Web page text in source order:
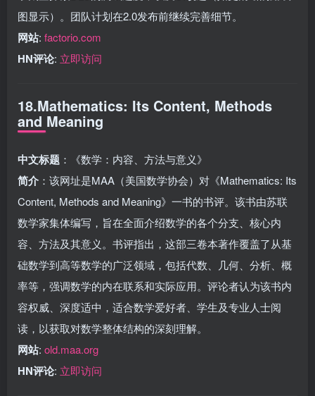
图显示）。团队计划在2.0发布前继续完善细节。
网站: factorio.com
HN评论: 立即访问
18.Mathematics: Its Content, Methods
and Meaning
中文标题 ：《数学：内容、方法与意义》
简介 ：该网址是MAA（美国数学协会）对《Mathematics: Its
Content, Methods and Meaning》一书的书评。该书由苏联
数学家集体编写，旨在全面介绍数学的各个分支、核心内
容、方法及其意义。书评指出，这部三卷本著作覆盖了从基
础数学到高等数学的广泛领域，包括代数、几何、分析、概
率等，强调数学的内在联系和实际应用。评论者认为该书内
容权威、深度适中，适合数学爱好者、学生及专业人士阅
读，以获取对数学整体结构的深刻理解。
网站: old.maa.org
HN评论: 立即访问